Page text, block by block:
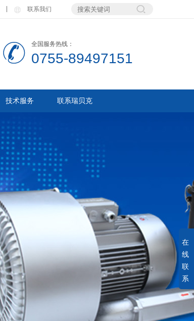
联系我们
全国服务热线：
0755-89497151
技术服务 联系瑞贝克
在
线
联
系